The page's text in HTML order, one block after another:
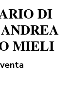
DI
MIELI